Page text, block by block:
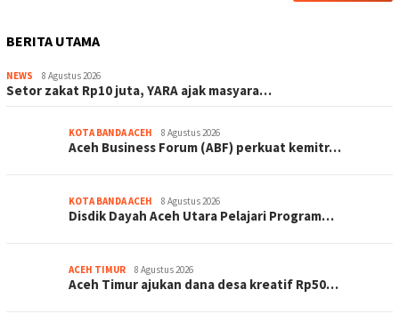
BERITA UTAMA
NEWS 8 Agustus 2026
Setor zakat Rp10 juta, YARA ajak masyara…
KOTA BANDA ACEH 8 Agustus 2026
Aceh Business Forum (ABF) perkuat kemitr…
KOTA BANDA ACEH 8 Agustus 2026
Disdik Dayah Aceh Utara Pelajari Program…
ACEH TIMUR 8 Agustus 2026
Aceh Timur ajukan dana desa kreatif Rp50…